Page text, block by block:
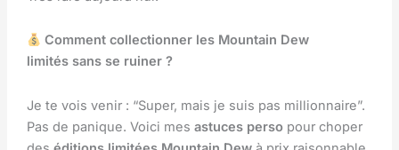
Comment collectionner les Mountain Dew
limités sans se ruiner ?
Je te vois venir : “Super, mais je suis pas millionnaire”.
Pas de panique. Voici mes astuces persopour choper